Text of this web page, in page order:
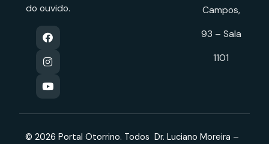
do ouvido.
Campos,
93 – Sala
1101
© 2026 Portal Otorrino. Todos Dr. Luciano Moreira –